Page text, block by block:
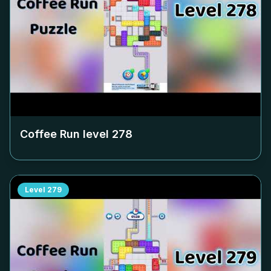
Coffee Run level 278
Level 279